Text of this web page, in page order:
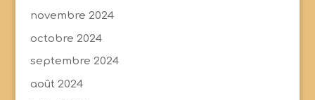
novembre 2024
octobre 2024
septembre 2024
août 2024